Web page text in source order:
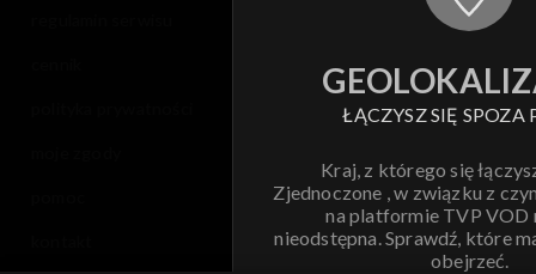
ŁĄCZYSZ SIĘ SPOZA
Kraj, z którego się
Zjednoczone , w związku z
na platformie TVP VOD
nieodstępna. Sprawdź, które
obejrzeć.